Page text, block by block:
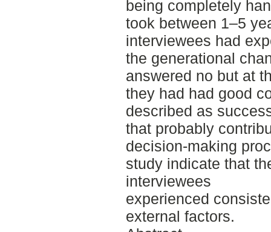
being completely
took between 1–5
interviewees had
the generational
answered no but at
they had had good
described as
that probably
decision-making
study indicate that
interviewees
experienced
external factors.